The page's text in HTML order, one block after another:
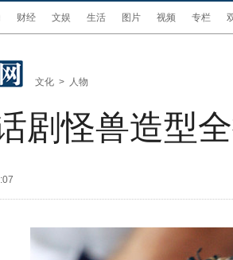
财经 文娱 生活 图片 视频 专栏
文化 > 人物
剧怪兽造型